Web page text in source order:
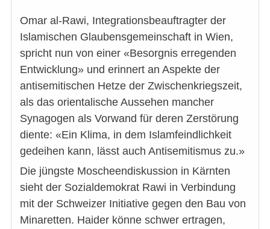
Omar al-Rawi, Integrationsbeauftragter der
Islamischen Glaubensgemeinschaft in Wien,
spricht nun von einer «Besorgnis erregenden
Entwicklung» und erinnert an Aspekte der
antisemitischen Hetze der Zwischenkriegszeit,
als das orientalische Aussehen mancher
Synagogen als Vorwand für deren Zerstörung
diente: «Ein Klima, in dem Islamfeindlichkeit
gedeihen kann, lässt auch Antisemitismus zu.»
Die jüngste Moscheendiskussion in Kärnten
sieht der Sozialdemokrat Rawi in Verbindung
mit der Schweizer Initiative gegen den Bau von
Minaretten. Haider könne schwer ertragen,